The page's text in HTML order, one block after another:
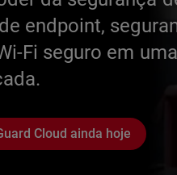
endpoint,
Fi seguro em uma
Cloud ainda hoje